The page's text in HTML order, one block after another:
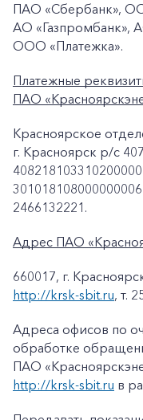
ПАО «Сбербанк»,
АО «Газпромбанк»,
ООО «Платежка».
Платежные
ПАО
Красноярское
г. Красноярск p/c
2466132221.
Адрес ПАО
660017, г.
http://krsk-sbit.ru, т.
Адреса офисов по
обработке
ПАО
http://krsk-sbit.ru в